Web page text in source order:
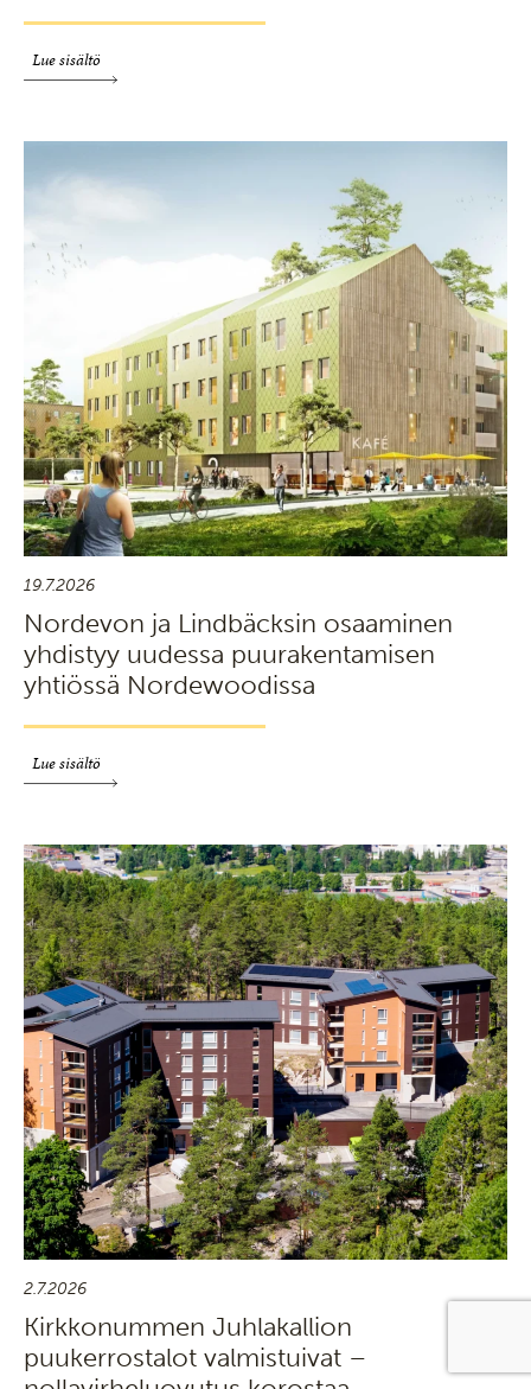
Lue sisältö
19.7.2026
Nordevon ja Lindbäcksin osaaminen
yhdistyy uudessa puurakentamisen
yhtiössä Nordewoodissa
Lue sisältö
2.7.2026
Kirkkonummen Juhlakallion
puukerrostalot valmistuivat –